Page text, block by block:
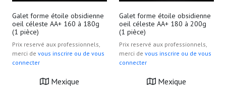
Galet forme étoile obsidienne
oeil céleste AA+ 160 à 180g
(1 pièce)
Prix reservé aux professionnels,
merci de vous inscrire ou de vous
connecter
Mexique
Galet forme étoile obsidienne
oeil céleste AA+ 180 à 200g
(1 pièce)
Prix reservé aux professionnels,
merci de vous inscrire ou de vous
connecter
Mexique